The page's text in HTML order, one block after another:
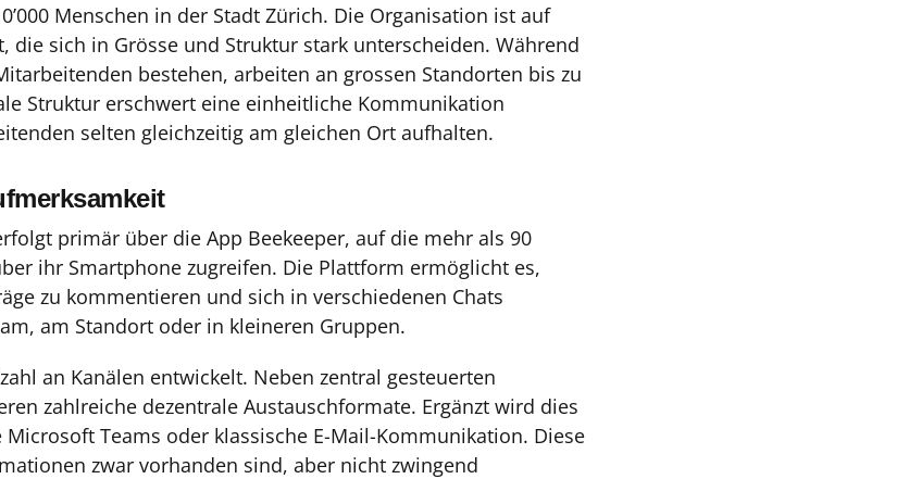
Menschen in der Stadt Zürich. Die Organisation ist auf
die sich in Grösse und Struktur stark unterscheiden. Während
bestehen, arbeiten an grossen Standorten bis zu
Struktur erschwert eine einheitliche Kommunikation
selten gleichzeitig am gleichen Ort aufhalten.
primär über die App Beekeeper, auf die mehr als 90
ihr Smartphone zugreifen. Die Plattform ermöglicht es,
zu kommentieren und sich in verschiedenen Chats
am Standort oder in kleineren Gruppen.
an Kanälen entwickelt. Neben zentral gesteuerten
zahlreiche dezentrale Austauschformate. Ergänzt wird dies
Teams oder klassische E-Mail-Kommunikation. Diese
zwar vorhanden sind, aber nicht zwingend